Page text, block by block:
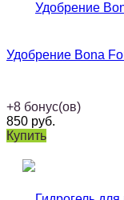
Удобрение Bona
+8 бонус(ов)
850 руб.
Купить